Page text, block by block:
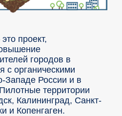
проект,
городов в
с органическими
Западе России и в
территории
Калининград, Санкт-
и Копенгаген.